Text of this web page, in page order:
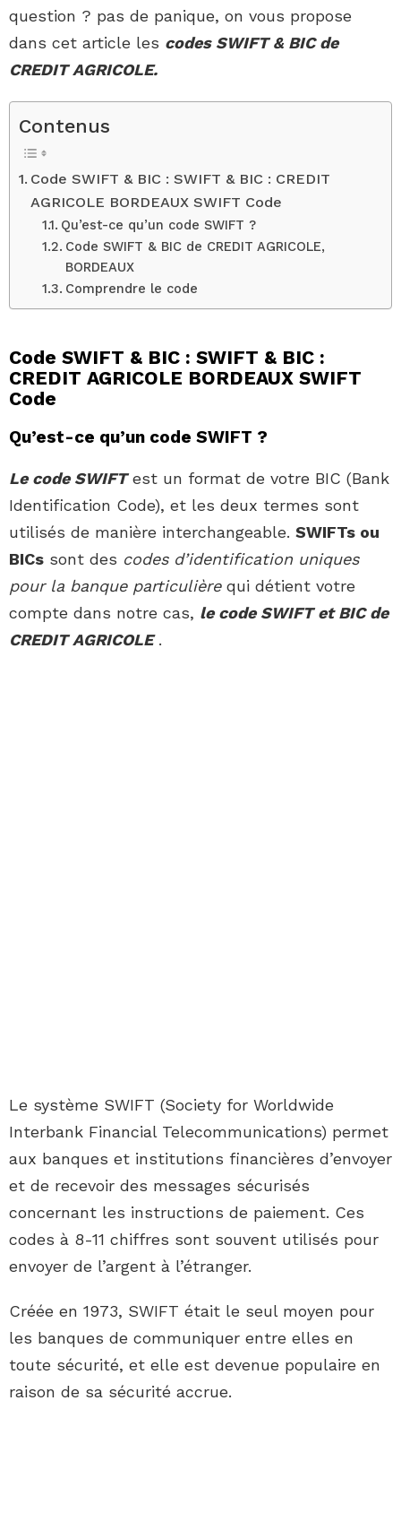
question ? pas de panique, on vous propose
dans cet article les codes SWIFT & BIC de
CREDIT AGRICOLE.
Contenus
Code SWIFT & BIC : SWIFT & BIC : CREDIT
AGRICOLE BORDEAUX SWIFT Code
Qu’est-ce qu’un code SWIFT ?
Code SWIFT & BIC de CREDIT AGRICOLE,
BORDEAUX
Comprendre le code
Code SWIFT & BIC : SWIFT & BIC :
CREDIT AGRICOLE BORDEAUX SWIFT
Code
Qu’est-ce qu’un code SWIFT ?
Le code SWIFTest un format de votre BIC (Bank
Identification Code), et les deux termes sont
utilisés de manière interchangeable. SWIFTs ou
BICs sont des codes d’identification uniques
pour la banque particulière qui détient votre
compte dans notre cas, le code SWIFT et BIC de
CREDIT AGRICOLE.
Le système SWIFT (Society for Worldwide
Interbank Financial Telecommunications) permet
aux banques et institutions financières d’envoyer
et de recevoir des messages sécurisés
concernant les instructions de paiement. Ces
codes à 8-11 chiffres sont souvent utilisés pour
envoyer de l’argent à l’étranger.
Créée en 1973, SWIFT était le seul moyen pour
les banques de communiquer entre elles en
toute sécurité, et elle est devenue populaire en
raison de sa sécurité accrue.